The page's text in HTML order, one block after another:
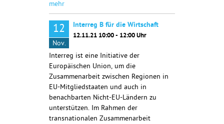
mehr
12
Nov.
Interreg B für die Wirtschaft
12.11.21 10:00 - 12:00 Uhr
Interreg ist eine Initiative der
Europäischen Union, um die
Zusammenarbeit zwischen Regionen in
EU-Mitgliedstaaten und auch in
benachbarten Nicht-EU-Ländern zu
unterstützen. Im Rahmen der
transnationalen Zusammenarbeit